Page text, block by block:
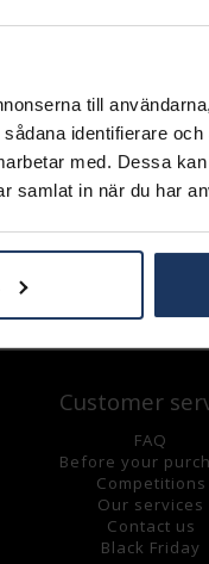
till
identifierare
med. Dessa
samlat in när du har
INFO
CA (MM)
CA (CM)
även
Customer
FAQ
Before your
Competitions
Our services
Contact us
Black Friday